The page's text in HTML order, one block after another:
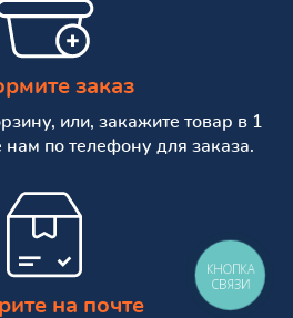
заказ
или, закажите товар в 1
нам по телефону для заказа.
на почте
КНОПКА
СВЯЗИ